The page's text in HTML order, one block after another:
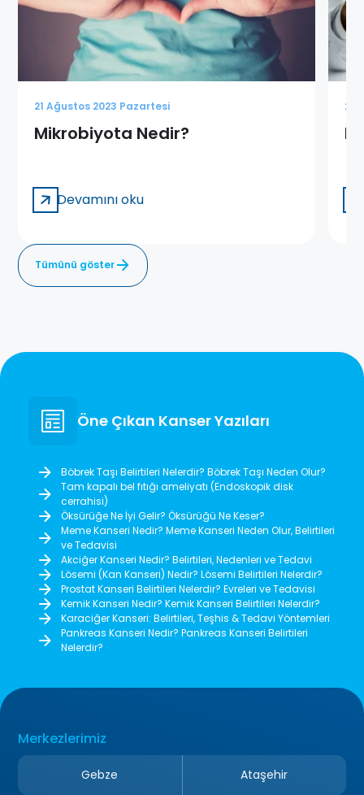
21 Ağustos 2023 Pazartesi
Mikrobiyota Nedir?
Devamını oku
21
Tümünü göster
Öne Çıkan Kanser Yazıları
Böbrek Taşı Belirtileri Nelerdir? Böbrek Taşı Neden Olur?
Tam kapalı bel fıtığı ameliyatı (Endoskopik disk
cerrahisi)
Öksürüğe Ne İyi Gelir? Öksürüğü Ne Keser?
Meme Kanseri Nedir? Meme Kanseri Neden Olur, Belirtileri
ve Tedavisi
Akciğer Kanseri Nedir? Belirtileri, Nedenleri ve Tedavi
Lösemi (Kan Kanseri) Nedir? Lösemi Belirtileri Nelerdir?
Prostat Kanseri Belirtileri Nelerdir? Evreleri ve Tedavisi
Kemik Kanseri Nedir? Kemik Kanseri Belirtileri Nelerdir?
Karaciğer Kanseri: Belirtileri, Teşhis & Tedavi Yöntemleri
Pankreas Kanseri Nedir? Pankreas Kanseri Belirtileri
Nelerdir?
Merkezlerimiz
Gebze
Ataşehir